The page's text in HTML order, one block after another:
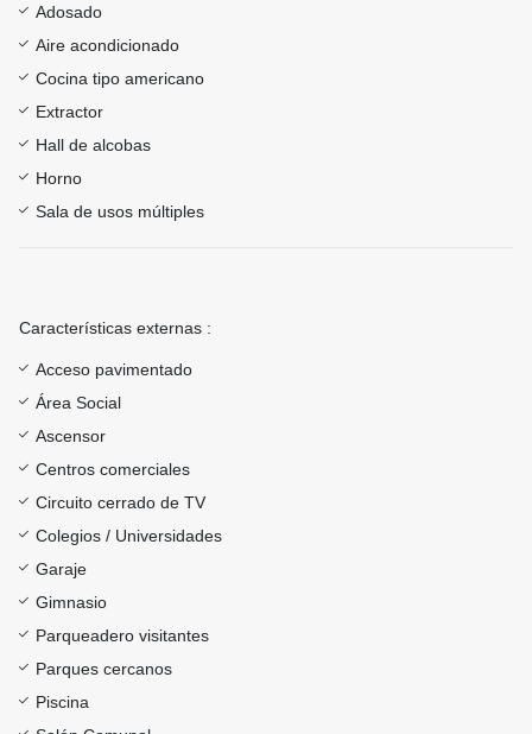
Adosado
Aire acondicionado
Cocina tipo americano
Extractor
Hall de alcobas
Horno
Sala de usos múltiples
Características externas :
Acceso pavimentado
Área Social
Ascensor
Centros comerciales
Circuito cerrado de TV
Colegios / Universidades
Garaje
Gimnasio
Parqueadero visitantes
Parques cercanos
Piscina